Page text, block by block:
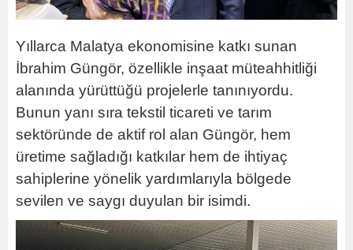
Yıllarca Malatya ekonomisine katkı sunan
İbrahim Güngör, özellikle inşaat müteahhitliği
alanında yürüttüğü projelerle tanınıyordu.
Bunun yanı sıra tekstil ticareti ve tarım
sektöründe de aktif rol alan Güngör, hem
üretime sağladığı katkılar hem de ihtiyaç
sahiplerine yönelik yardımlarıyla bölgede
sevilen ve saygı duyulan bir isimdi.